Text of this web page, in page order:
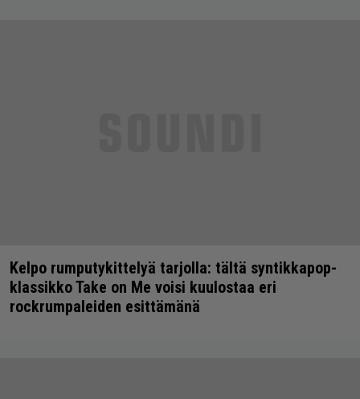
Kelpo rumputykittelyä tarjolla: tältä syntikkapop-
klassikko Take on Me voisi kuulostaa eri
rockrumpaleiden esittämänä